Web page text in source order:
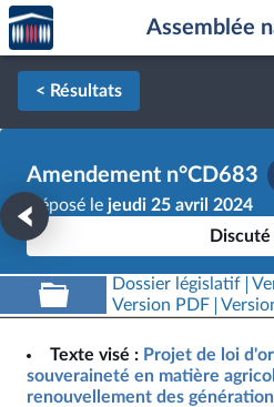
Aller au contenu
Aller en bas de la page
Accèder
à la
page
d'accueil
Assemblée
< Résultats
Amendement n°CD683
Déposé le jeudi 25 avril 2024
Discuté
Dossier législatif
Version PDF
Texte visé : Projet de loi
souveraineté en matière
renouvellement des